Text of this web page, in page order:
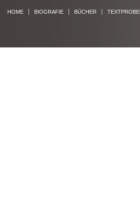
HOME BIOGRAFIE BÜCHER